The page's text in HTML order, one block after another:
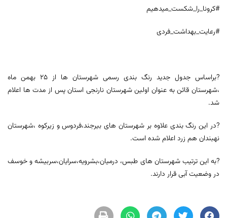
#کرونا_را_شکست_میدهیم
#رعایت_بهداشت_فردی
?براساس جدول جدید رنگ بندی رسمی شهرستان ها از ۲۵ بهمن ماه
،شهرستان قائن به عنوان اولین شهرستان نارنجی استان پس از مدت ها اعلام
شد.
?در این رنگ بندی علاوه بر شهرستان های بیرجند،فردوس و زیرکوه ،شهرستان
نهبندان هم زرد اعلام شده است.
?به این ترتیب شهرستان های طبس، درمیان،بشرویه،سرایان،سربیشه و خوسف
در وضعیت آبی قرار دارند.